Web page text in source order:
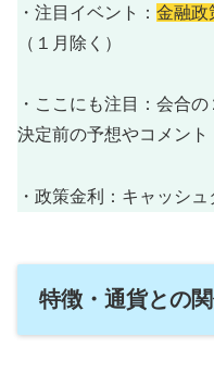
・注目イベント： 金融政
（１月除く）
・ここにも注目：会合
決定前の予想やコメント
・政策金利：キャッシュ
特徴・通貨との